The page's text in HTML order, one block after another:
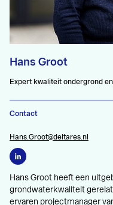
Hans Groot
Expert kwaliteit ondergrond
Contact
Hans.Groot@deltares.nl
Hans Groot heeft een
grondwaterkwaliteit
ervaren projectmanager